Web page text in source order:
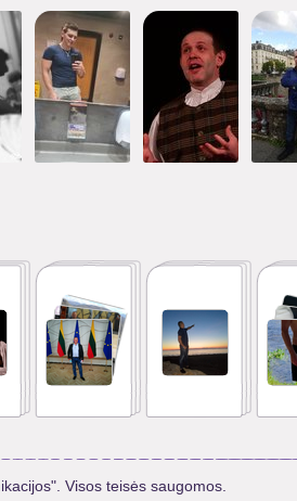
Visos teisės saugomos.